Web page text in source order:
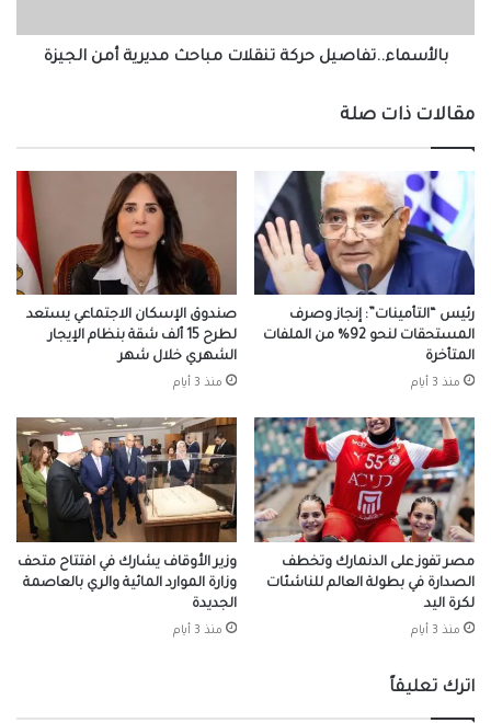
بالأسماء..تفاصيل حركة تنقلات مباحث مديرية أمن الجيزة
مقالات ذات صلة
رئيس “التأمينات”: إنجاز وصرف
المستحقات لنحو 92% من الملفات
المتأخرة
منذ 3 أيام
صندوق الإسكان الاجتماعي يستعد
لطرح 15 ألف شقة بنظام الإيجار
الشهري خلال شهر
منذ 3 أيام
مصر تفوز على الدنمارك وتخطف
الصدارة في بطولة العالم للناشئات
لكرة اليد
منذ 3 أيام
وزير الأوقاف يشارك في افتتاح متحف
وزارة الموارد المائية والري بالعاصمة
الجديدة
منذ 3 أيام
اترك تعليقاً